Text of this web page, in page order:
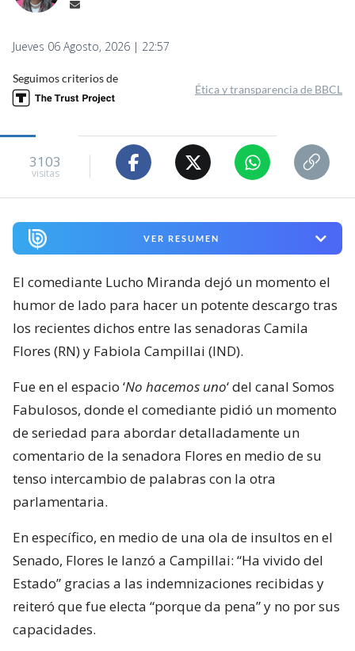
Jueves 06 Agosto, 2026 | 22:57
Seguimos criterios de
Ética y transparencia de BBCL
3103
visitas
VER RESUMEN
El comediante Lucho Miranda dejó un momento el
humor de lado para hacer un potente descargo tras
los recientes dichos entre las senadoras Camila
Flores (RN) y Fabiola Campillai (IND).
Fue en el espacio ‘No hacemos uno‘ del canal Somos
Fabulosos, donde el comediante pidió un momento
de seriedad para abordar detalladamente un
comentario de la senadora Flores en medio de su
tenso intercambio de palabras con la otra
parlamentaria.
En específico, en medio de una ola de insultos en el
Senado, Flores le lanzó a Campillai: “Ha vivido del
Estado” gracias a las indemnizaciones recibidas y
reiteró que fue electa “porque da pena” y no por sus
capacidades.